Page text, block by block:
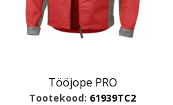
Tööjope PRO
Tootekood: 61939TC2